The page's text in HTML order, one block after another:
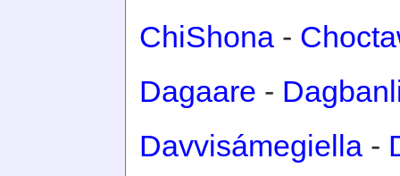
ChiShona -
Dagaare -
Davvisámegiella -